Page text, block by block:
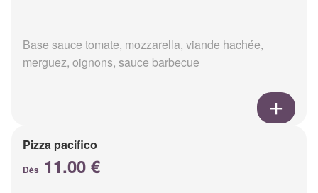
Base sauce tomate, mozzarella, viande hachée,
merguez, oignons, sauce barbecue
Pizza pacifico
Dès 11.00 €